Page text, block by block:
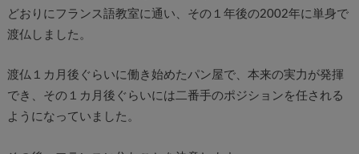
どおりにフランス語教室に通い、その１年後の2002年に単身で
渡仏しました。
渡仏１カ月後ぐらいに働き始めたパン屋で、本来の実力が発揮
でき、その１カ月後ぐらいには二番手のポジションを任される
ようになっていました。